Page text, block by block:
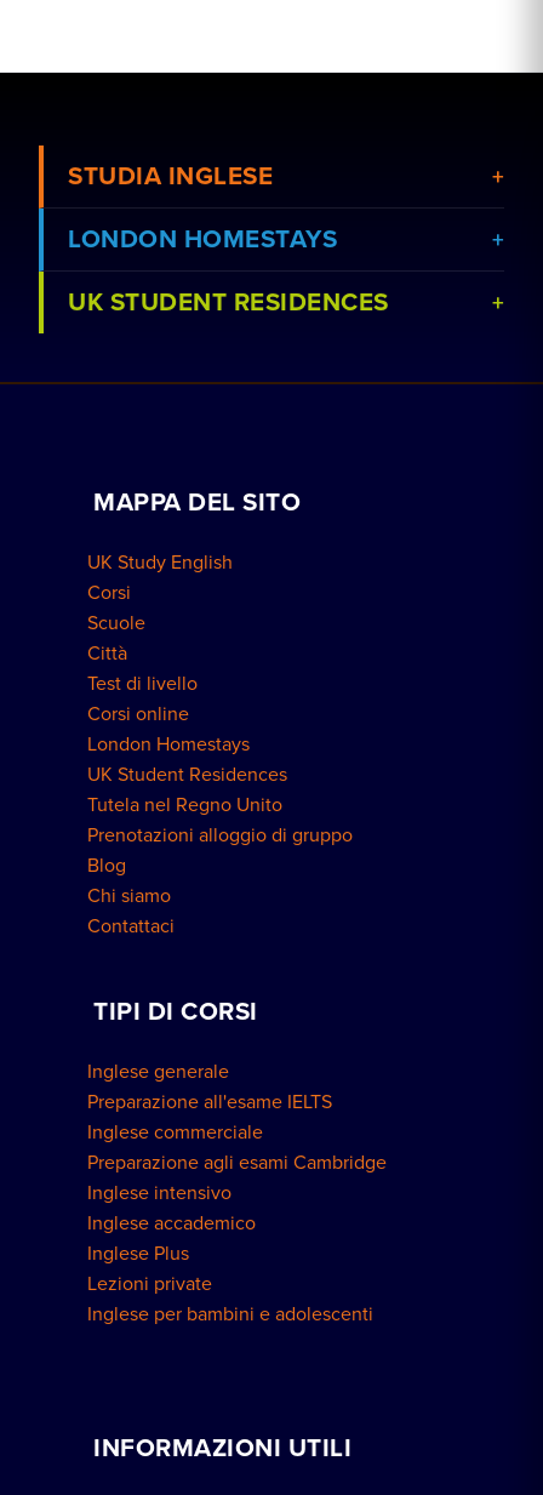
STUDIA INGLESE
Visualizza corsi
Visualizza le scuole
LONDON HOMESTAYS
Prenota un soggiorno in famiglia
Prenotazioni di gruppo
UK STUDENT RESIDENCES
Come prenotare
Residenze a Londra
MAPPA DEL SITO
UK Study English
Corsi
Scuole
Città
Test di livello
Corsi online
London Homestays
UK Student Residences
Tutela nel Regno Unito
Prenotazioni alloggio di gruppo
Blog
Chi siamo
Contattaci
TIPI DI CORSI
Inglese generale
Preparazione all'esame IELTS
Inglese commerciale
Preparazione agli esami Cambridge
Inglese intensivo
Inglese accademico
Inglese Plus
Lezioni private
Inglese per bambini e adolescenti
INFORMAZIONI UTILI